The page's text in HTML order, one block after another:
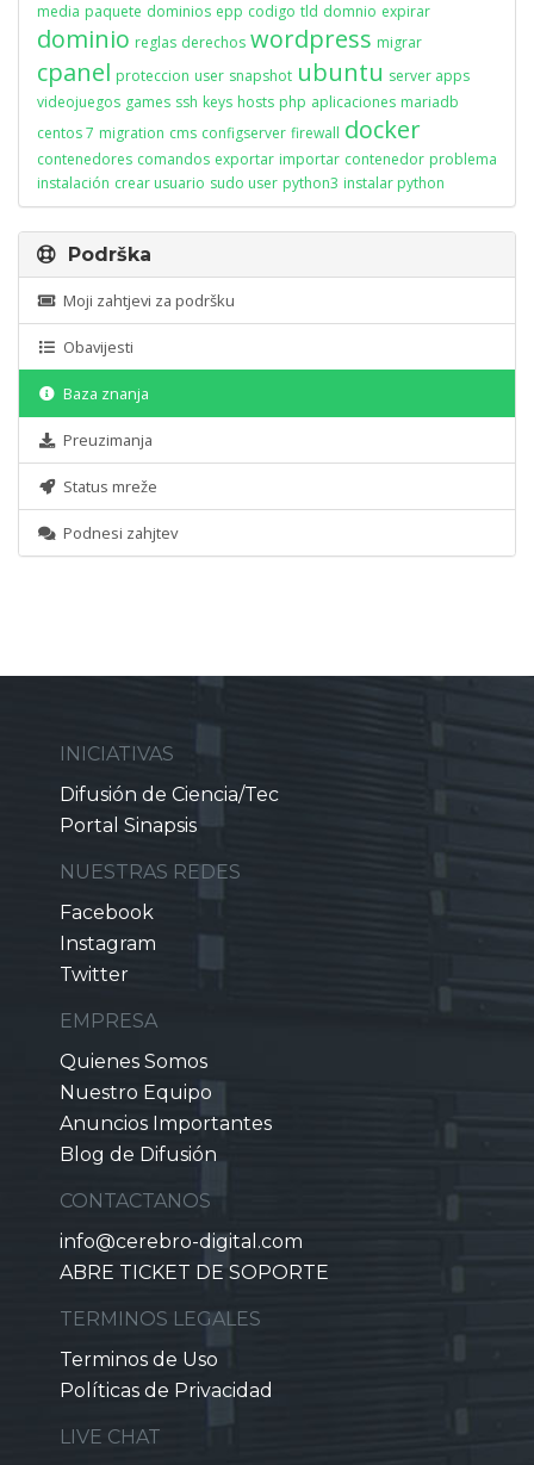
media paquete dominios epp codigo tld domnio expirar
dominio reglas derechos wordpress migrar
cpanel proteccion user snapshot ubuntu server apps
videojuegos games ssh keys hosts php aplicaciones mariadb
centos 7 migration cms configserver firewall docker
contenedores comandos exportar importar contenedor problema
instalación crear usuario sudo user python3 instalar python
Podrška
Moji zahtjevi za podršku
Obavijesti
Baza znanja
Preuzimanja
Status mreže
Podnesi zahjtev
INICIATIVAS
Difusión de Ciencia/Tec
Portal Sinapsis
NUESTRAS REDES
Facebook
Instagram
Twitter
EMPRESA
Quienes Somos
Nuestro Equipo
Anuncios Importantes
Blog de Difusión
CONTACTANOS
info@cerebro-digital.com
ABRE TICKET DE SOPORTE
TERMINOS LEGALES
Terminos de Uso
Políticas de Privacidad
LIVE CHAT